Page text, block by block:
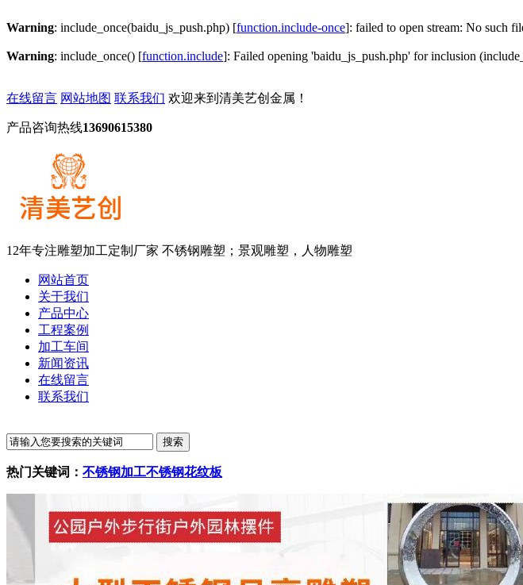
Warning: include_once(baidu_js_push.php) [function.include-once]: failed to open stream: No such
Warning: include_once() [function.include]: Failed opening 'baidu_js_push.php' for inclusion
在线留言 网站地图 联系我们 欢迎来到清美艺创金属！
产品咨询热线13690615380
12年专注雕塑加工定制厂家 不锈钢雕塑；景观雕塑，人物雕塑
网站首页
关于我们
产品中心
工程案例
加工车间
新闻资讯
在线留言
联系我们
热门关键词： 不锈钢加工不锈钢花纹板